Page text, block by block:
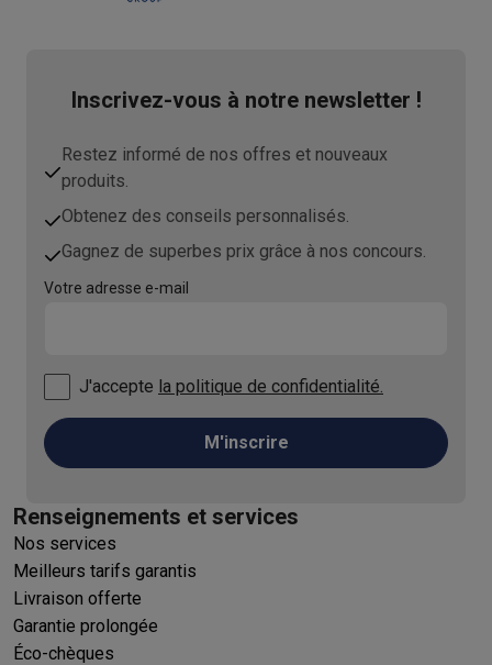
Inscrivez-vous à notre newsletter !
Restez informé de nos offres et nouveaux
produits.
Obtenez des conseils personnalisés.
Gagnez de superbes prix grâce à nos concours.
Votre adresse e-mail
J'accepte la politique de confidentialité.
M'inscrire
Renseignements et services
Nos services
Meilleurs tarifs garantis
Livraison offerte
Garantie prolongée
Éco-chèques